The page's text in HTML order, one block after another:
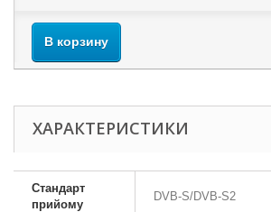
В корзину
ХАРАКТЕРИСТИКИ
Стандарт
прийому
DVB-S/DVB-S2